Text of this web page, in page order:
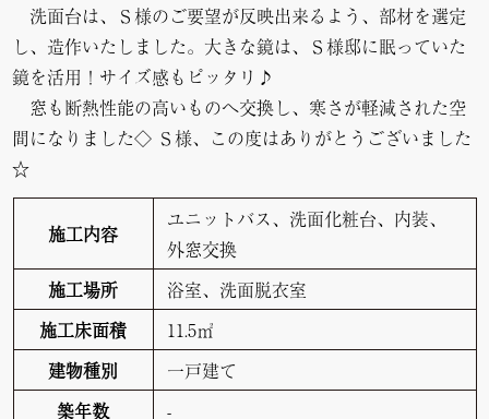
洗面台は、Ｓ様のご要望が反映出来るよう、部材を選定
し、造作いたしました。大きな鏡は、Ｓ様邸に眠っていた
鏡を活用！サイズ感もピッタリ♪
窓も断熱性能の高いものへ交換し、寒さが軽減された空
間になりました◇ Ｓ様、この度はありがとうございました
☆
施工内容
ユニットバス、洗面化粧台、内装、
外窓交換
施工場所
浴室、洗面脱衣室
施工床面積
11.5㎡
建物種別
一戸建て
築年数
-